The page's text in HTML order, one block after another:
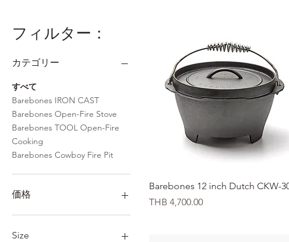
フィルター：
カテゴリー
すべて
Barebones IRON CAST
Barebones Open-Fire Stove
Barebones TOOL Open-Fire
Cooking
Barebones Cowboy Fire Pit
価格
THB 380
Size
クイックビュー
Barebones 12 inch Dutch CKW-
価格
THB 4,700.00